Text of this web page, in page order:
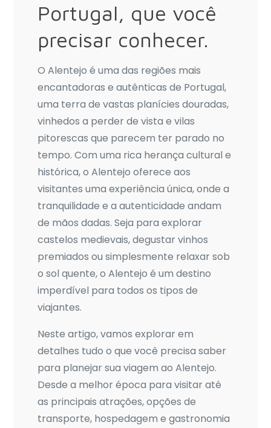
Portugal
Portugal, que você
precisar conhecer.
O Alentejo é uma das regiões mais
encantadoras e autênticas de Portugal,
uma terra de vastas planícies douradas,
vinhedos a perder de vista e vilas
pitorescas que parecem ter parado no
tempo. Com uma rica herança cultural e
histórica, o Alentejo oferece aos
visitantes uma experiência única, onde a
tranquilidade e a autenticidade andam
de mãos dadas. Seja para explorar
castelos medievais, degustar vinhos
premiados ou simplesmente relaxar sob
o sol quente, o Alentejo é um destino
imperdível para todos os tipos de
viajantes.
Neste artigo, vamos explorar em
detalhes tudo o que você precisa saber
para planejar sua viagem ao Alentejo.
Desde a melhor época para visitar até
as principais atrações, opções de
transporte, hospedagem e gastronomia